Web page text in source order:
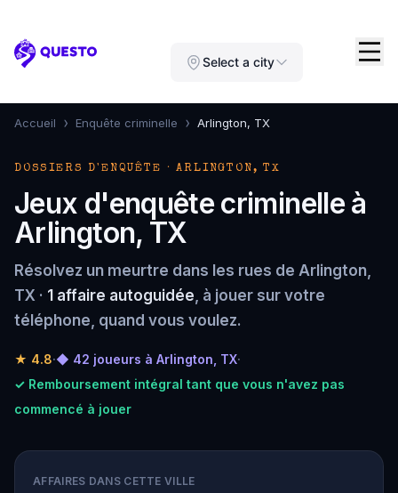
Questo Select a city
Accueil › Enquête criminelle › Arlington, TX
DOSSIERS D'ENQUÊTE · ARLINGTON, TX
Jeux d'enquête criminelle à
Arlington, TX
Résolvez un meurtre dans les rues de Arlington,
TX · 1 affaire autoguidée, à jouer sur votre
téléphone, quand vous voulez.
★ 4.8·◆ 42 joueurs à Arlington, TX·
✓ Remboursement intégral tant que vous n'avez pas
commencé à jouer
AFFAIRES DANS CETTE VILLE